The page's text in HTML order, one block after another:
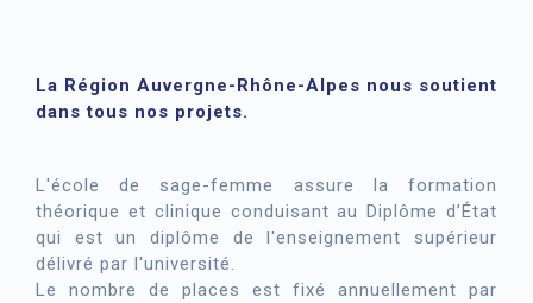
La Région Auvergne-Rhône-Alpes nous soutient
dans tous nos projets.
L'école de sage-femme assure la formation
théorique et clinique conduisant au Diplôme d’État
qui est un diplôme de l'enseignement supérieur
délivré par l'université.
Le nombre de places est fixé annuellement par